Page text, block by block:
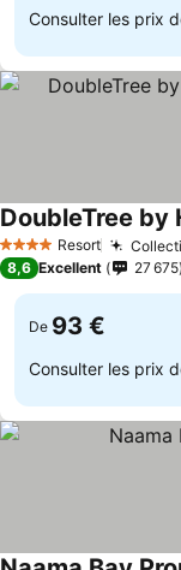
Consulter les prix
4 Étoiles Resort
8,6 Excellent 27 675
De 93 €
Consulter les prix